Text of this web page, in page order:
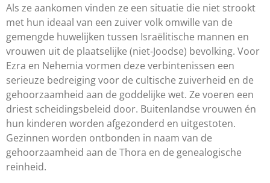
Als ze aankomen vinden ze een situatie die niet strookt
met hun ideaal van een zuiver volk omwille van de
gemengde huwelijken tussen Israëlitische mannen en
vrouwen uit de plaatselijke (niet-Joodse) bevolking. Voor
Ezra en Nehemia vormen deze verbintenissen een
serieuze bedreiging voor de cultische zuiverheid en de
gehoorzaamheid aan de goddelijke wet. Ze voeren een
driest scheidingsbeleid door. Buitenlandse vrouwen én
hun kinderen worden afgezonderd en uitgestoten.
Gezinnen worden ontbonden in naam van de
gehoorzaamheid aan de Thora en de genealogische
reinheid.